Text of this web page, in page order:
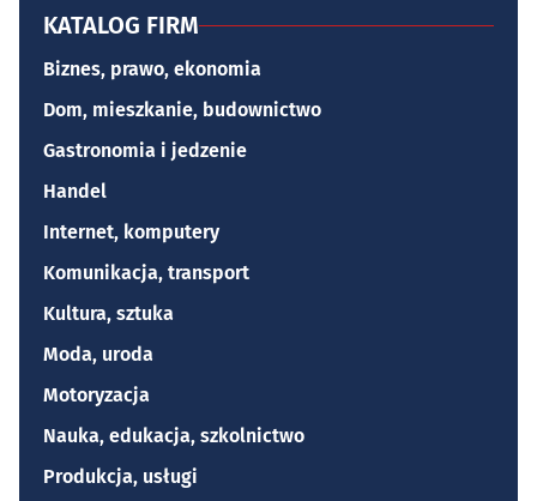
KATALOG FIRM
Biznes, prawo, ekonomia
Dom, mieszkanie, budownictwo
Gastronomia i jedzenie
Handel
Internet, komputery
Komunikacja, transport
Kultura, sztuka
Moda, uroda
Motoryzacja
Nauka, edukacja, szkolnictwo
Produkcja, usługi